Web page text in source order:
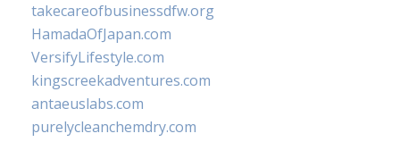
takecareofbusinessdfw.org
HamadaOfJapan.com
VersifyLifestyle.com
kingscreekadventures.com
antaeuslabs.com
purelycleanchemdry.com